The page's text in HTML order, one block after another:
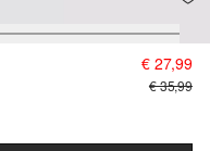
€ 27,99
€ 35,99